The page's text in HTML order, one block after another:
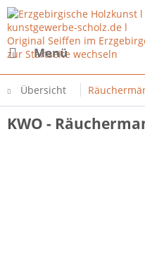
Menü
Übersicht
KWO -